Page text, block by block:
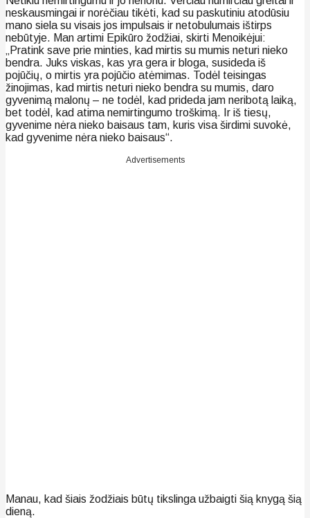
neskausmingai ir norėčiau tikėti, kad su paskutiniu atodūsiu
mano siela su visais jos impulsais ir netobulumais ištirps
nebūtyje. Man artimi Epikūro žodžiai, skirti Menoikėjui:
„Pratink save prie minties, kad mirtis su mumis neturi nieko
bendra. Juks viskas, kas yra gera ir bloga, susideda iš
pojūčių, o mirtis yra pojūčio atėmimas. Todėl teisingas
žinojimas, kad mirtis neturi nieko bendra su mumis, daro
gyvenimą malonų – ne todėl, kad prideda jam neribotą laiką,
bet todėl, kad atima nemirtingumo troškimą. Ir iš tiesų,
gyvenime nėra nieko baisaus tam, kuris visa širdimi suvokė,
kad gyvenime nėra nieko baisaus“.
Advertisements
Manau, kad šiais žodžiais būtų tikslinga užbaigti šią knygą šią
dieną.